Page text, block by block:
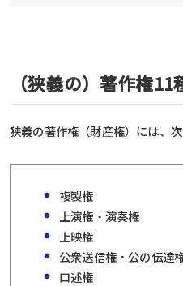
（狭義の）著作権11
狭義の著作権（財産権）には、
複製権
上演権・演奏権
上映権
公衆送信権・公の伝達
口述権